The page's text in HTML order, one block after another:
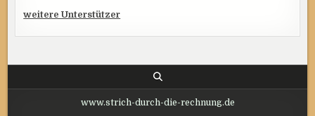
weitere Unterstützer
www.strich-durch-die-rechnung.de